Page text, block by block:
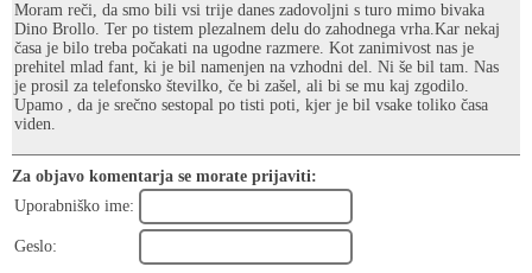
Moram reči, da smo bili vsi trije danes zadovoljni s turo mimo bivaka
Dino Brollo. Ter po tistem plezalnem delu do zahodnega vrha.Kar nekaj
časa je bilo treba počakati na ugodne razmere. Kot zanimivost nas je
prehitel mlad fant, ki je bil namenjen na vzhodni del. Ni še bil tam. Nas
je prosil za telefonsko številko, če bi zašel, ali bi se mu kaj zgodilo.
Upamo , da je srečno sestopal po tisti poti, kjer je bil vsake toliko časa
viden.
Za objavo komentarja se morate prijaviti:
Uporabniško ime:
Geslo: